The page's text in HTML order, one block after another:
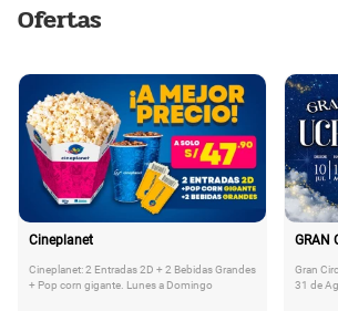
Ofertas
Cineplanet
Cineplanet: 2 Entradas 2D + 2 Bebidas Grandes
+ Pop corn gigante. Lunes a Domingo
GRAN
Gran
31 de